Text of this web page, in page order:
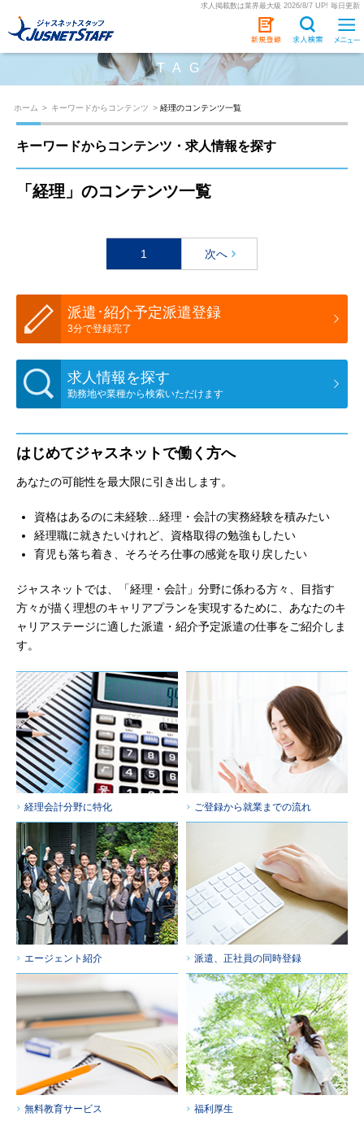
求人掲載数は業界最大級 2026/8/7 UP! 毎日更新
TAG
ホーム > キーワードからコンテンツ > 経理のコンテンツ一覧
キーワードからコンテンツ・求人情報を探す
「経理」のコンテンツ一覧
1 次へ
派遣･紹介予定派遣登録
3分で登録完了
求人情報を探す
勤務地や業種から検索いただけます
はじめてジャスネットで働く方へ
あなたの可能性を最大限に引き出します。
資格はあるのに未経験…経理・会計の実務経験を積みたい
経理職に就きたいけれど、資格取得の勉強もしたい
育児も落ち着き、そろそろ仕事の感覚を取り戻したい
ジャスネットでは、「経理・会計」分野に係わる方々、目指す
方々が描く理想のキャリアプランを実現するために、あなたのキ
ャリアステージに適した派遣・紹介予定派遣の仕事をご紹介しま
す。
経理会計分野に特化 ご登録から就業までの流れ
エージェント紹介 派遣、正社員の同時登録
無料教育サービス 福利厚生